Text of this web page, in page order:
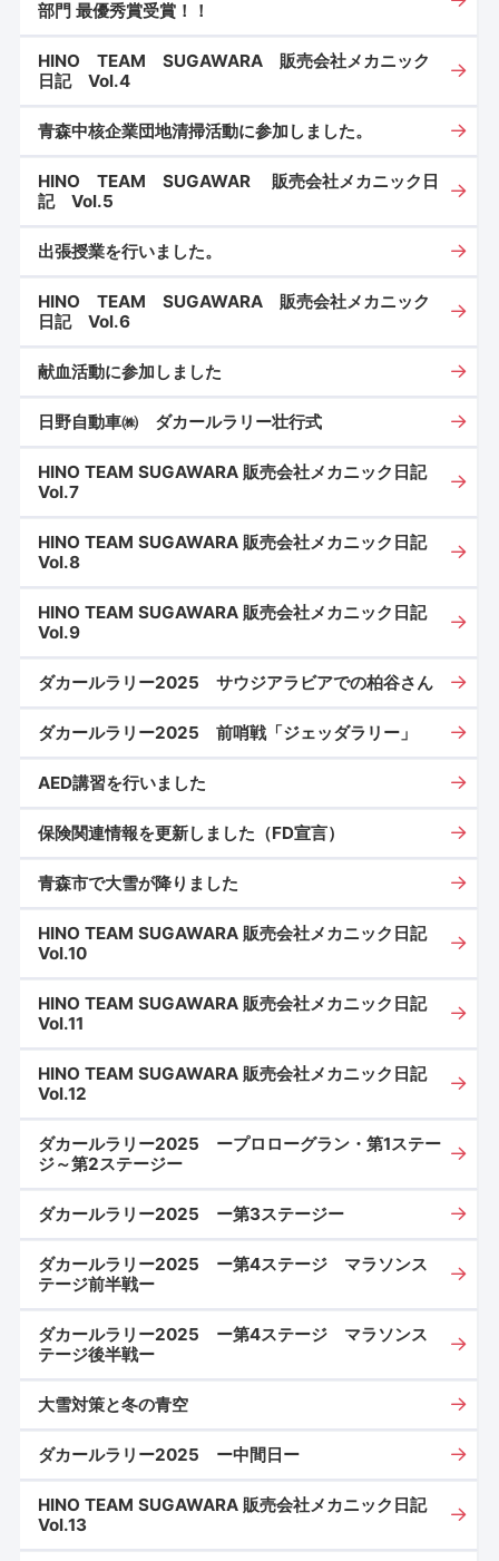
部門 最優秀賞受賞！！
HINO TEAM SUGAWARA 販売会社メカニック
日記 Vol.4
青森中核企業団地清掃活動に参加しました。
HINO TEAM SUGAWAR 販売会社メカニック日
記 Vol.5
出張授業を行いました。
HINO TEAM SUGAWARA 販売会社メカニック
日記 Vol.6
献血活動に参加しました
日野自動車㈱ ダカールラリー壮行式
HINO TEAM SUGAWARA 販売会社メカニック日記
Vol.7
HINO TEAM SUGAWARA 販売会社メカニック日記
Vol.8
HINO TEAM SUGAWARA 販売会社メカニック日記
Vol.9
ダカールラリー2025 サウジアラビアでの柏谷さん
ダカールラリー2025 前哨戦「ジェッダラリー」
AED講習を行いました
保険関連情報を更新しました（FD宣言）
青森市で大雪が降りました
HINO TEAM SUGAWARA 販売会社メカニック日記
Vol.10
HINO TEAM SUGAWARA 販売会社メカニック日記
Vol.11
HINO TEAM SUGAWARA 販売会社メカニック日記
Vol.12
ダカールラリー2025 ープロローグラン・第1ステー
ジ～第2ステージー
ダカールラリー2025 ー第3ステージー
ダカールラリー2025 ー第4ステージ マラソンス
テージ前半戦ー
ダカールラリー2025 ー第4ステージ マラソンス
テージ後半戦ー
大雪対策と冬の青空
ダカールラリー2025 ー中間日ー
HINO TEAM SUGAWARA 販売会社メカニック日記
Vol.13